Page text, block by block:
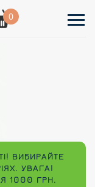
0
ВИБИРАЙТЕ
УВАГА!
1000 ГРН.